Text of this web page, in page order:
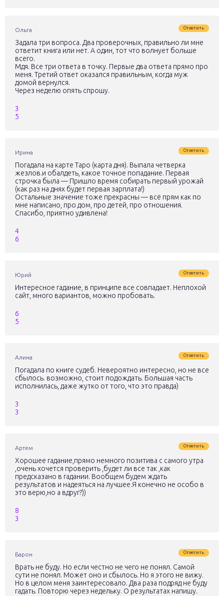
Ольга Ответить
Задала три вопроса. Два проверочных, правильно ли мне
ответит книга или нет. А один, тот что волнует больше
всего.
Мдя. Все три ответа в точку. Первые два ответа прямо про
меня. Третий ответ оказался правильным, когда муж
домой вернулся.
Через неделю опять спрошу.
3
5
Ирина Ответить
Погадала на карте Таро (карта дня). Выпала четверка
жезлов.и обалдеть, какое точное попадание. Первая
строчка была — Пришло время собирать первый урожай
(как раз на днях будет первая зарплата!)
Остальные значение тоже прекрасны — всё прям как по
мне написано, про дом, про детей, про отношения.
Спасибо, приятно удивлена!
4
6
Юрий Ответить
Интересное гадание, в принципе все совпадает. Неплохой
сайт, много вариантов, можно пробовать.
6
5
Алина Ответить
Погадала по книге судеб. Невероятно интересно, но не все
сбылось. возможно, стоит подождать. Большая часть
исполнилась, даже жутко от того, что это правда)
3
3
Артем Ответить
Хорошее гадание,прямо немного позитива с самого утра
,очень хочется проверить ,будет ли все так ,как
предсказано в гадании. Вообщем будем ждать
результатов и надеяться на лучшее.Я конечно не особо в
это верю,но а вдруг?))
8
3
Барон Ответить
Врать не буду. Но если честно не чего не понял. Самой
сути не понял. Может оно и сбылось. Но я этого не вижу.
Но в целом меня заинтересовало. Два раза подряд не буду
гадать. Повторю через недельку. О результатах напишу.